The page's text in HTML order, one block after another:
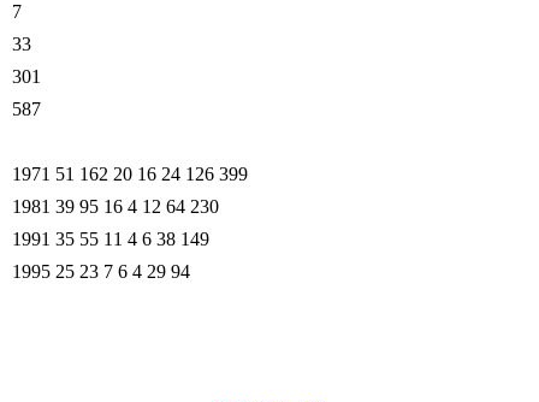
7
33
301
587
1971 51 162 20 16 24 126 399
1981 39 95 16 4 12 64 230
1991 35 55 11 4 6 38 149
1995 25 23 7 6 4 29 94